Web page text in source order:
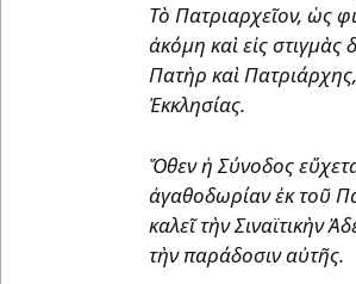
Τὸ Πατριαρχεῖον, ὡς
ἀκόμη καὶ εἰς
Πατὴρ καὶ
Ἐκκλησίας.
Ὅθεν ἡ Σύνοδος
ἀγαθοδωρίαν ἐκ τοῦ
καλεῖ τὴν Σιναϊτικὴν
τὴν παράδοσιν αὐτῆς.